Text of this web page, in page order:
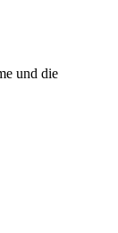
und die